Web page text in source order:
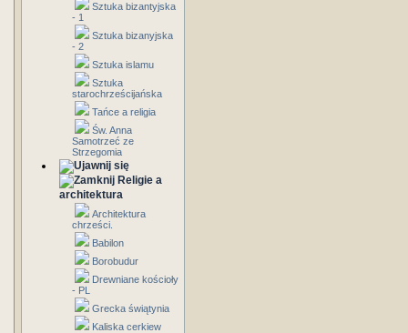
Sztuka bizantyjska
- 1
Sztuka bizanyjska
- 2
Sztuka islamu
Sztuka
starochrześcijańska
Tańce a religia
Św. Anna
Samotrzeć ze
Strzegomia
Religie a
architektura
Architektura
chrześci.
Babilon
Borobudur
Drewniane kościoły
- PL
Grecka świątynia
Kaliska cerkiew